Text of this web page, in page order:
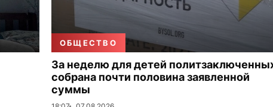
ОБЩЕСТВО
За неделю для детей
собрана почти половина заявленной
суммы